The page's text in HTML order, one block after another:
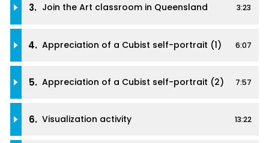
3. Join the Art classroom in Queensland 3:23
4. Appreciation of a Cubist self-portrait (1) 6:07
5. Appreciation of a Cubist self-portrait (2) 7:57
6. Visualization activity 13:22